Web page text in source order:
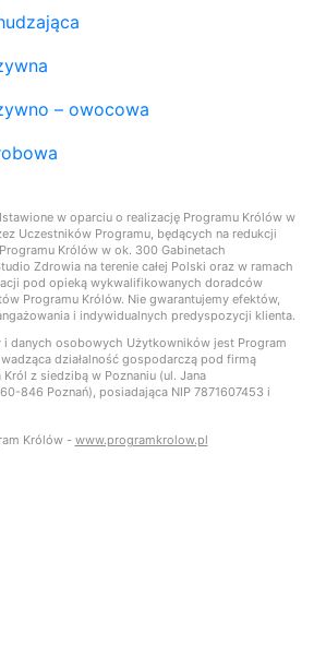
– owocowa
w oparciu o realizację Programu Królów w
Uczestników Programu, będących na redukcji
Królów w ok. 300 Gabinetach
Zdrowia na terenie całej Polski oraz w ramach
pod opieką wykwalifikowanych doradców
Programu Królów. Nie gwarantujemy efektów,
i indywidualnych predyspozycji klienta.
danych osobowych Użytkowników jest Program
działalność gospodarczą pod firmą
z siedzibą w Poznaniu (ul. Jana
846 Poznań), posiadająca NIP 7871607453 i
Królów - www.programkrolow.pl